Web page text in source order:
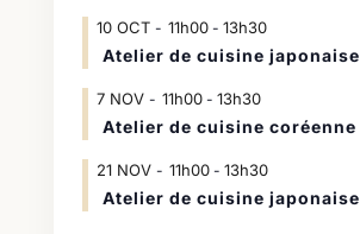
10 OCT 11h00- 13h30
Atelier de cuisine japonaise
7 NOV 11h00- 13h30
Atelier de cuisine coréenne
21 NOV 11h00- 13h30
Atelier de cuisine japonaise